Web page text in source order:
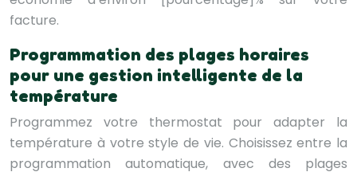
facture.
Programmation des plages horaires
pour une gestion intelligente de la
température
Programmez votre thermostat pour adapter la
température à votre style de vie. Choisissez entre la
programmation automatique, avec des plages